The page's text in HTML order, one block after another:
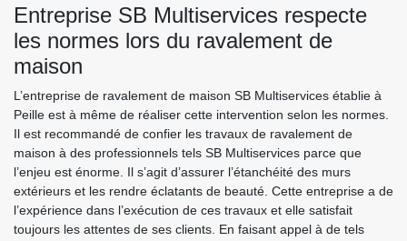
Entreprise SB Multiservices respecte
les normes lors du ravalement de
maison
L’entreprise de ravalement de maison SB Multiservices établie à
Peille est à même de réaliser cette intervention selon les normes.
Il est recommandé de confier les travaux de ravalement de
maison à des professionnels tels SB Multiservices parce que
l’enjeu est énorme. Il s’agit d’assurer l’étanchéité des murs
extérieurs et les rendre éclatants de beauté. Cette entreprise a de
l’expérience dans l’exécution de ces travaux et elle satisfait
toujours les attentes de ses clients. En faisant appel à de tels